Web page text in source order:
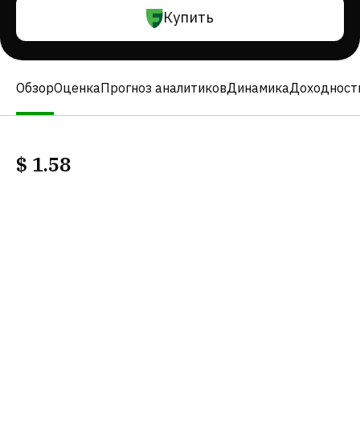
Купить
ОбзорОценкаПрогноз аналитиковДинамика
$ 1.58